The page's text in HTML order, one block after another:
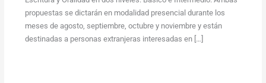
propuestas se dictarán en modalidad presencial durante los
meses de agosto, septiembre, octubre y noviembre y están
destinadas a personas extranjeras interesadas en […]